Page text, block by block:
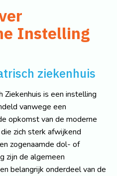
Instelling
ziekenhuis
Ziekenhuis is een instelling
vanwege een
opkomst van de moderne
zich sterk afwijkend
zogenaamde dol- of
zijn de algemeen
belangrijk onderdeel van de